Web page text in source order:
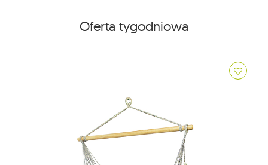
Oferta tygodniowa